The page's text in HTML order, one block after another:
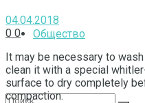
Общество
04.04.2018
0 0
It may be necessary to
clean it with a special
surface to dry completely
compaction.